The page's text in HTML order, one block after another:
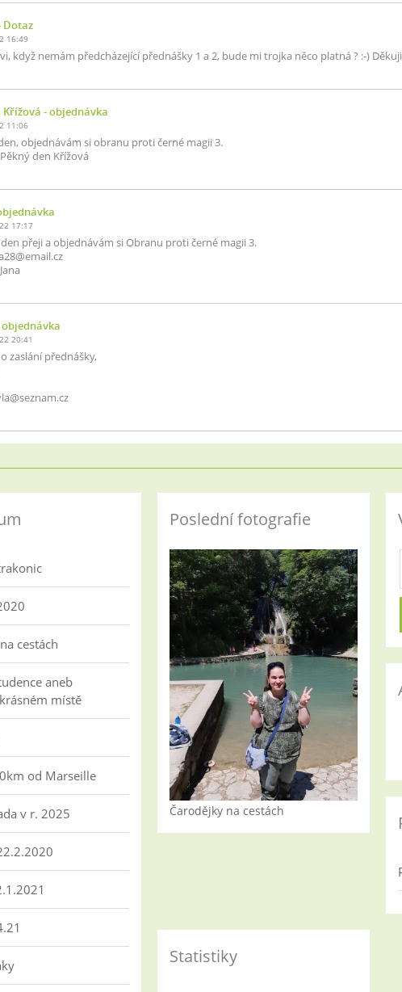
Dotaz
16:49
když nemám předcházející přednášky 1 a 2, bude mi trojka něco platná ? :-)
Křížová - objednávka
11:06
objednávám si obranu proti černé magii 3.
den Křížová
17:17
přeji a objednávám si Obranu proti černé magii 3.
objednávka
20:41
zaslání přednášky,
cestách
aneb
místě
od Marseille
v r. 2025
Poslední fotografie
Čarodějky na cestách
Statistiky